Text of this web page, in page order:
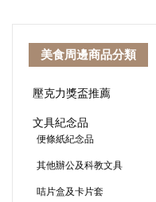
美食周邊商品分類
壓克力獎盃推薦
文具紀念品
便條紙紀念品
其他辦公及科教文具
咭片盒及卡片套